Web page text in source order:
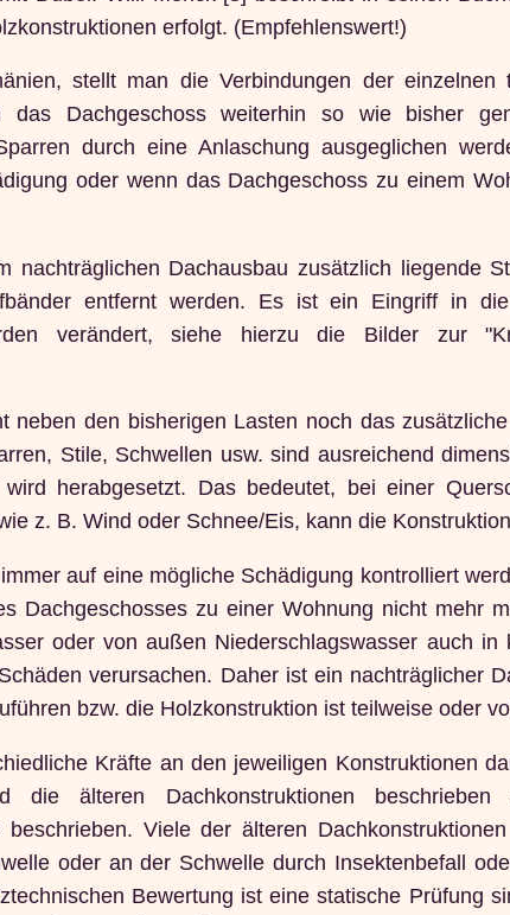
erfolgt. (Empfehlenswert!)
stellt man die Verbindungen der einzelnen
das Dachgeschoss weiterhin so wie bisher
durch eine Anlaschung ausgeglichen
oder wenn das Dachgeschoss zu einem
Dachausbau zusätzlich liegende
entfernt werden. Es ist ein Eingriff in
verändert, siehe hierzu die Bilder zur
neben den bisherigen Lasten noch das
Stile, Schwellen usw. sind ausreichend
herabgesetzt. Das bedeutet, bei einer
z. B. Wind oder Schnee/Eis, kann die
auf eine mögliche Schädigung kontrolliert
Dachgeschosses zu einer Wohnung nicht mehr
oder von außen Niederschlagswasser auch in
verursachen. Daher ist ein nachträglicher
bzw. die Holzkonstruktion ist teilweise oder
Kräfte an den jeweiligen Konstruktionen
die älteren Dachkonstruktionen
Viele der älteren
oder an der Schwelle durch Insektenbefall
Bewertung ist eine statische Prüfung